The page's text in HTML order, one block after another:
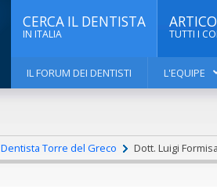
CERCA IL DENTISTA
IN ITALIA TUTTI I
IL FORUM DEI DENTISTI L'EQUIPE
Dentista Torre del Greco Dott. Luigi